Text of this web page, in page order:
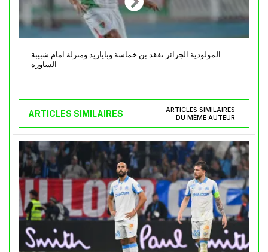
المولودية الجزائر تفقد بن خماسة وبايازيد ومنزلة امام شبيبة
الساورة
ARTICLES SIMILAIRES
ARTICLES SIMILAIRES
DU MÊME AUTEUR